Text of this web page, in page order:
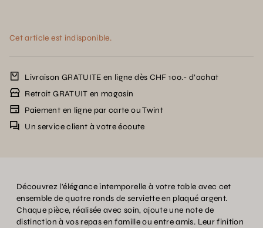
Cet article est indisponible.
Livraison GRATUITE en ligne dès CHF 100.- d’achat
Retrait GRATUIT en magasin
Paiement en ligne par carte ou Twint
Un service client à votre écoute
Découvrez l'élégance intemporelle à votre table avec cet
ensemble de quatre ronds de serviette en plaqué argent.
Chaque pièce, réalisée avec soin, ajoute une note de
distinction à vos repas en famille ou entre amis. Leur finition